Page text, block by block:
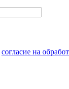
согласие на